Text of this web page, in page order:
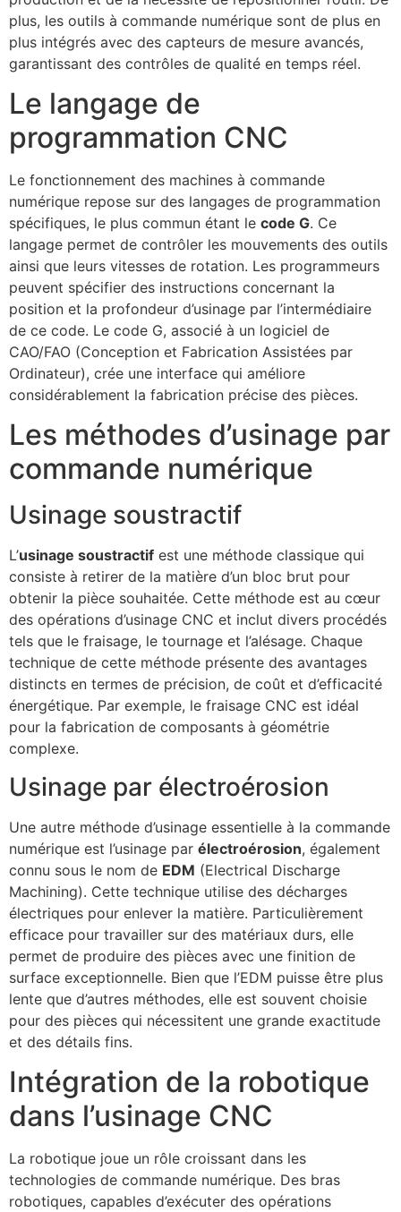
plus, les outils à commande numérique sont de plus en
plus intégrés avec des capteurs de mesure avancés,
garantissant des contrôles de qualité en temps réel.
Le langage de
programmation CNC
Le fonctionnement des machines à commande
numérique repose sur des langages de programmation
spécifiques, le plus commun étant le code G. Ce
langage permet de contrôler les mouvements des outils
ainsi que leurs vitesses de rotation. Les programmeurs
peuvent spécifier des instructions concernant la
position et la profondeur d’usinage par l’intermédiaire
de ce code. Le code G, associé à un logiciel de
CAO/FAO (Conception et Fabrication Assistées par
Ordinateur), crée une interface qui améliore
considérablement la fabrication précise des pièces.
Les méthodes d’usinage par
commande numérique
Usinage soustractif
L’usinage soustractif est une méthode classique qui
consiste à retirer de la matière d’un bloc brut pour
obtenir la pièce souhaitée. Cette méthode est au cœur
des opérations d’usinage CNC et inclut divers procédés
tels que le fraisage, le tournage et l’alésage. Chaque
technique de cette méthode présente des avantages
distincts en termes de précision, de coût et d’efficacité
énergétique. Par exemple, le fraisage CNC est idéal
pour la fabrication de composants à géométrie
complexe.
Usinage par électroérosion
Une autre méthode d’usinage essentielle à la commande
numérique est l’usinage par électroérosion, également
connu sous le nom de EDM (Electrical Discharge
Machining). Cette technique utilise des décharges
électriques pour enlever la matière. Particulièrement
efficace pour travailler sur des matériaux durs, elle
permet de produire des pièces avec une finition de
surface exceptionnelle. Bien que l’EDM puisse être plus
lente que d’autres méthodes, elle est souvent choisie
pour des pièces qui nécessitent une grande exactitude
et des détails fins.
Intégration de la robotique
dans l’usinage CNC
La robotique joue un rôle croissant dans les
technologies de commande numérique. Des bras
robotiques, capables d’exécuter des opérations